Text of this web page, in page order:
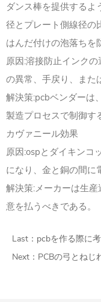
ダンス棒を提供するよ
径とプレート側線径の
はんだ付けの泡落ちを
原因:溶接防止インク
の異常、手戻り、また
解決策:pcbベンダーは
製造プロセスで制御す
カヴァニール効果
原因:ospとダイキンコ
になり、金と銅の間に
解決策:メーカーは生
意を払うべきである。
Last： pcbを作る際に
Next： PCBの弓とねじ